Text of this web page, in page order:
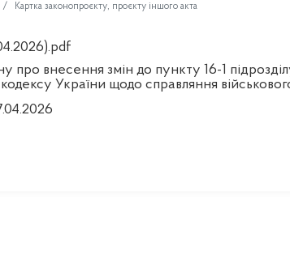
Картка законопроєкту, проєкту іншого акта
про внесення змін до пункту 16-1
України щодо справляння